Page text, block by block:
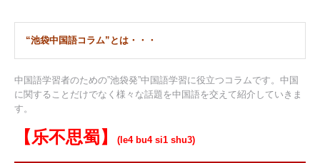
“池袋中国語コラム”とは・・・
中国語学習者のための”池袋発”中国語学習に役立つコラムです。中国
に関することだけでなく様々な話題を中国語を交えて紹介していきま
す。
【乐不思蜀】 (le4 bu4 si1 shu3)